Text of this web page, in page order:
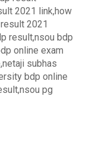
2021 link,how
2021
result,nsou bdp
online exam
subhas
bdp online
pg